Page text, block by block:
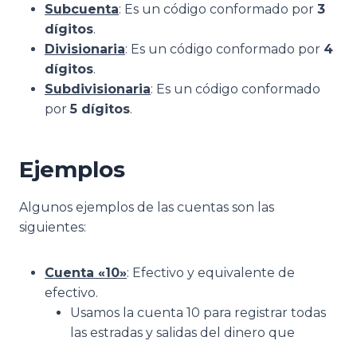
Subcuenta: Es un código conformado por 3
dígitos.
Divisionaria: Es un código conformado por 4
dígitos.
Subdivisionaria: Es un código conformado
por5 dígitos.
Ejemplos
Algunos ejemplos de las cuentas son las
siguientes:
Cuenta «10»: Efectivo y equivalente de
efectivo.
Usamos la cuenta 10 para registrar todas
las estradas y salidas del dinero que